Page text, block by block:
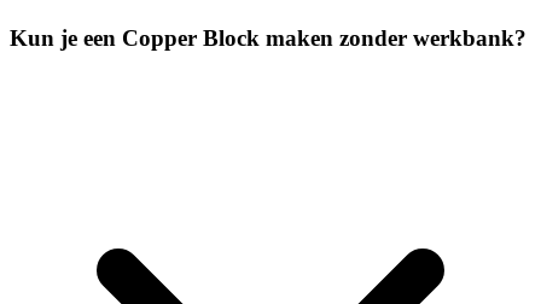
Kun je een Copper Block maken zonder werkbank?